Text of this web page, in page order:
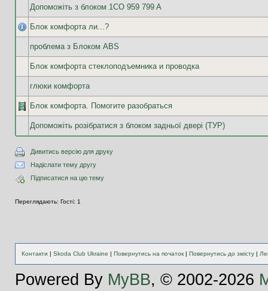
Допоможіть з блоком 1CO 959 799 A
Блок комфорта ли...?
проблема з Блоком ABS
Блок комфорта стеклоподъемника и проводка
глюки комфорта
Блок комфорта. Помогите разобраться
Допоможіть розібратися з блоком задньої двері (ТУР)
Дивитись версію для друку
Надіслати тему другу
Підписатися на цю тему
Переглядають: Гості: 1
Контакти | Skoda Club Ukraine | Повернутись на початок| Повернутись до змісту|
Powered By MyBB, © 2002-2026